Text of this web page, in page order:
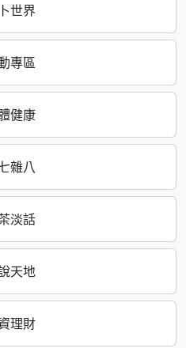
世界
專區
健康
雜八
淡話
天地
理財